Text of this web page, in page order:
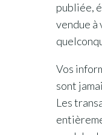
publiée,
vendue à
Vos
sont
Les